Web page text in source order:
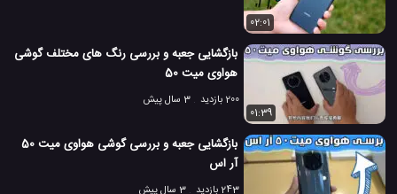
02:01
بازگشایی جعبه و بررسی رنگ های مختلف گوشی
هواوی میت 50
200 بازدید
3 سال پیش
01:39
بازگشایی جعبه و بررسی گوشی هواوی میت 50
آر اس
243 بازدید 3 سال پیش